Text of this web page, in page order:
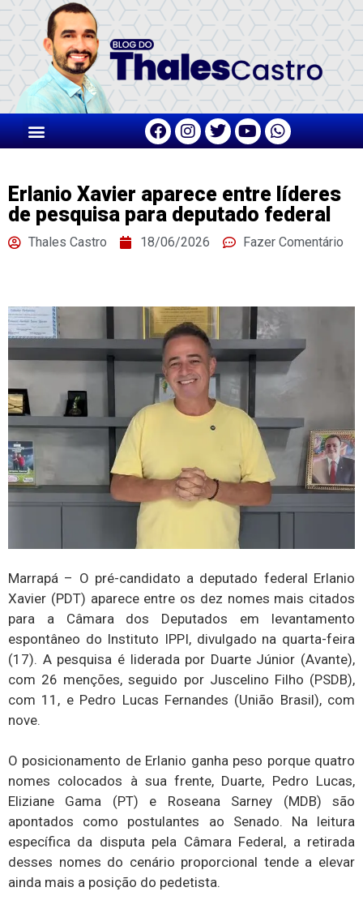
Erlanio Xavier aparece entre líderes
de pesquisa para deputado federal
Thales Castro 18/06/2026 Fazer Comentário
Marrapá – O pré-candidato a deputado federal Erlanio
Xavier (PDT) aparece entre os dez nomes mais citados
para a Câmara dos Deputados em levantamento
espontâneo do Instituto IPPI, divulgado na quarta-feira
(17). A pesquisa é liderada por Duarte Júnior (Avante),
com 26 menções, seguido por Juscelino Filho (PSDB),
com 11, e Pedro Lucas Fernandes (União Brasil), com
nove.
O posicionamento de Erlanio ganha peso porque quatro
nomes colocados à sua frente, Duarte, Pedro Lucas,
Eliziane Gama (PT) e Roseana Sarney (MDB) são
apontados como postulantes ao Senado. Na leitura
específica da disputa pela Câmara Federal, a retirada
desses nomes do cenário proporcional tende a elevar
ainda mais a posição do pedetista.